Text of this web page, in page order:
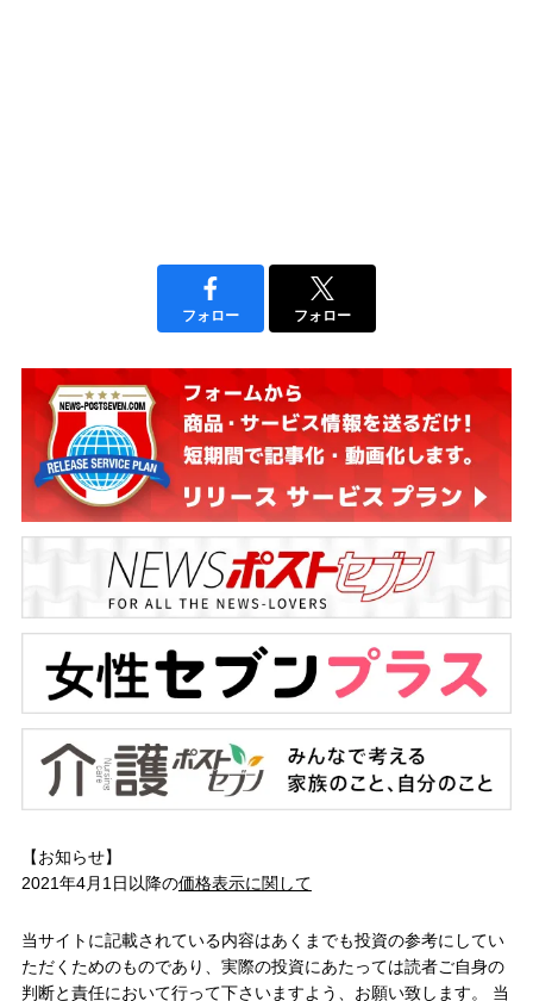
フォロー フォロー
【お知らせ】
2021年4月1日以降の価格表示に関して
当サイトに記載されている内容はあくまでも投資の参考にしてい
ただくためのものであり、実際の投資にあたっては読者ご自身の
判断と責任において行って下さいますよう、お願い致します。 当